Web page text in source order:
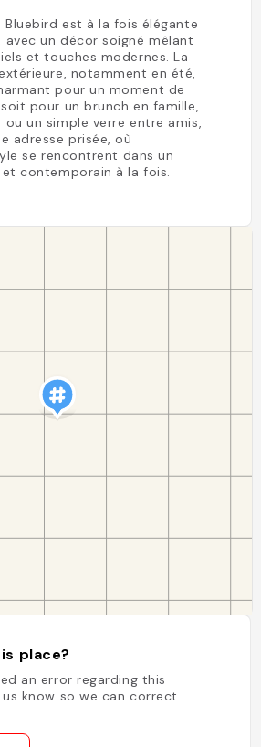
Bluebird est à la fois élégante
un décor soigné mêlant
et touches modernes. La
notamment en été,
pour un moment de
pour un brunch en famille,
un simple verre entre amis,
adresse prisée, où
se rencontrent dans un
contemporain à la fois.
place?
an error regarding this
know so we can correct